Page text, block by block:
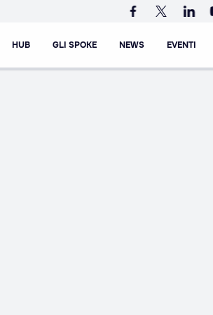
HUB GLI SPOKE NEWS EVENTI